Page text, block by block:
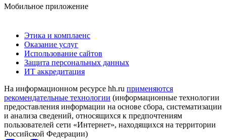
Мобильное приложение
Этика и комплаенс
Оказание услуг
Использование сайтов
Защита персональных данных
ИТ аккредитация
На информационном ресурсе hh.ru применяются
рекомендательные технологии (информационные технологии
предоставления информации на основе сбора, систематизации
и анализа сведений, относящихся к предпочтениям
пользователей сети «Интернет», находящихся на территории
Российской Федерации)